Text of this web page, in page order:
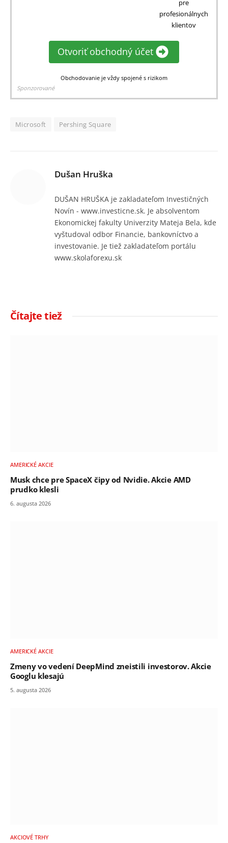
pre
profesionálnych
klientov
Otvoriť obchodný účet
Obchodovanie je vždy spojené s rizikom
Sponzorované
Microsoft Pershing Square
Dušan Hruška
DUŠAN HRUŠKA je zakladateľom Investičných
Novín - www.investicne.sk. Je absolventom
Ekonomickej fakulty Univerzity Mateja Bela, kde
vyštudoval odbor Financie, bankovníctvo a
investovanie. Je tiež zakladateľom portálu
www.skolaforexu.sk
Čítajte tiež
AMERICKÉ AKCIE
Musk chce pre SpaceX čipy od Nvidie. Akcie AMD
prudko klesli
6. augusta 2026
AMERICKÉ AKCIE
Zmeny vo vedení DeepMind zneistili investorov. Akcie
Googlu klesajú
5. augusta 2026
AKCIOVÉ TRHY